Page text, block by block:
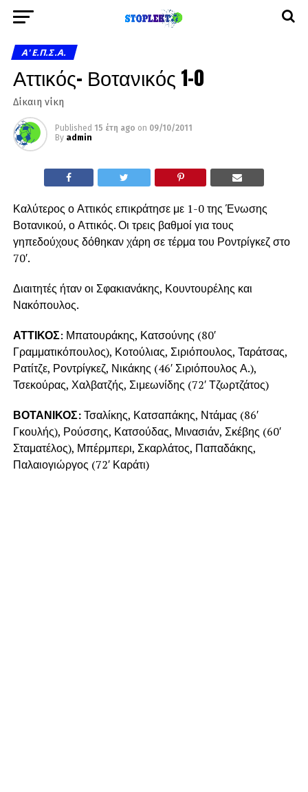
A' Ε.Π.Σ.Α.
Αττικός- Βοτανικός 1-0
Δίκαιη νίκη
Published 15 έτη ago on 09/10/2011
By admin
Καλύτερος ο Αττικός επικράτησε με 1-0 της Ένωσης
Βοτανικού, ο Αττικός. Οι τρεις βαθμοί για τους
γηπεδούχους δόθηκαν χάρη σε τέρμα του Ροντρίγκεζ στο
70′.
Διαιτητές ήταν οι Σφακιανάκης, Κουντουρέλης και
Νακόπουλος.
ΑΤΤΙΚΟΣ: Μπατουράκης, Κατσούνης (80′
Γραμματικόπουλος), Κοτούλιας, Σιριόπουλος, Ταράτσας,
Ρατίτζε, Ροντρίγκεζ, Νικάκης (46′ Σιριόπουλος Α.),
Τσεκούρας, Χαλβατζής, Σιμεωνίδης (72′ Τζωρτζάτος)
ΒΟΤΑΝΙΚΟΣ:Τσαλίκης, Κατσαπάκης, Ντάμας (86′
Γκουλής), Ρούσσης, Κατσούδας, Μινασιάν, Σκέβης (60′
Σταματέλος), Μπέρμπερι, Σκαρλάτος, Παπαδάκης,
Παλαιογιώργος (72′ Καράτι)